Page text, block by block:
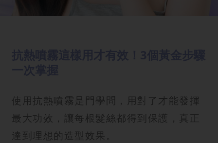
使用抗熱噴霧是門學問，用對了才能發揮
最大功效，讓每根髮絲都得到保護，真正
達到理想的造型效果。